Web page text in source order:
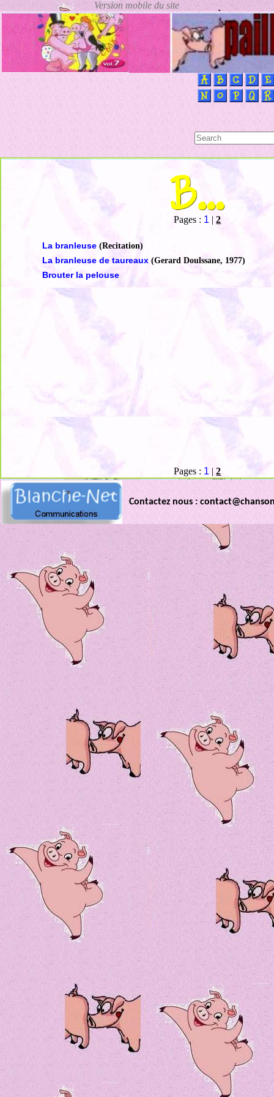
Pages : 1 |2
La branleuse (Recitation)
La branleuse de taureaux (Gerard Doulssane, 1977)
Brouter la pelouse
Pages : 1 |2
Contactez nous :